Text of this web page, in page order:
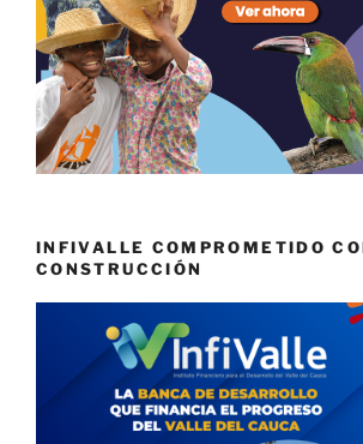
INFIVALLE COMPROMETIDO
CONSTRUCCIÓN